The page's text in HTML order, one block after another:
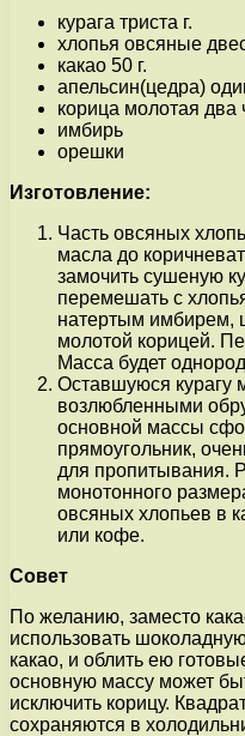
курага триста г.
хлопья овсяные
какао 50 г.
апельсин(цедра)
корица молотая два
имбирь
орешки
Изготовление:
Часть овсяных
масла до
замочить сушеную
перемешать с
натертым имбирем,
молотой корицей.
Масса будет
Оставшуюся курагу
возлюбленными
основной массы
прямоугольник,
для пропитывания.
монотонного
овсяных хлопьев в
или кофе.
Совет
По желанию, заместо
использовать
какао, и облить ею
основную массу может
исключить корицу.
сохраняются в